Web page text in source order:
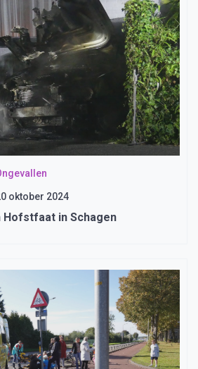
oktober 2024
Hofstfaat in Schagen